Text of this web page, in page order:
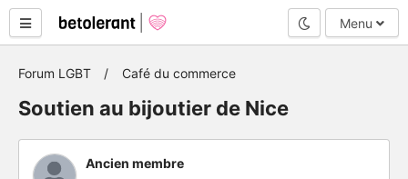
Mode nuit
Menu
Forum LGBT Café du commerce
Soutien au bijoutier de Nice
Ancien membre